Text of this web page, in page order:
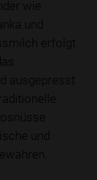
wie
und
erfolgt
ausgepresst
und